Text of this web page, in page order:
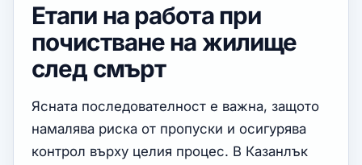
Етапи на работа при
почистване на жилище
след смърт
Ясната последователност е важна, защото
намалява риска от пропуски и осигурява
контрол върху целия процес. В Казанлък